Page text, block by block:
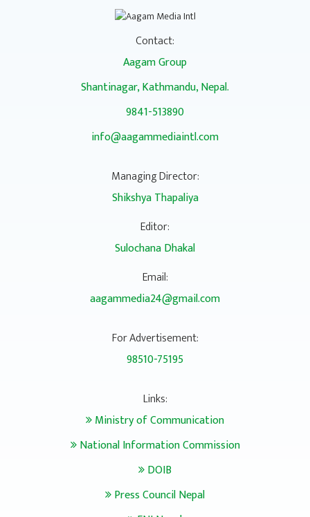
Contact:
Aagam Group
Shantinagar, Kathmandu, Nepal.
9841-513890
info@aagammediaintl.com
Managing Director:
Shikshya Thapaliya
Editor:
Sulochana Dhakal
Email:
aagammedia24@gmail.com
For Advertisement:
98510-75195
Links:
Ministry of Communication
National Information Commission
DOIB
Press Council Nepal